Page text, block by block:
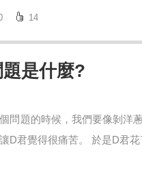
14
題是什麼?
問題的時候，我們要像剝洋
D君覺得很痛苦。 於是D君